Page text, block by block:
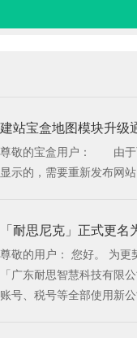
建站宝盒地图模块升级
尊敬的宝盒用户： 由于百度地图的升级，提高了地图的准确度，由于建站宝盒的地图模块使用的是百度地图，所以我们也相应的对此进行升级，早期在使用建站宝盒制作的网站，有使用地图模块，发现地图无法正常
「耐思尼克」正式更名
尊敬的用户： 您好。 为更
「广东耐思智慧科技有限公司」统一经营。营
账号、税号等全部使用新